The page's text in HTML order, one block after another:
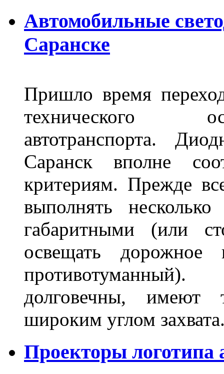
Автомобильные
Саранске
Пришло время
технического
автотранспорта.
Саранск вполне
критериям. Прежде
выполнять
габаритными (или
освещать
долговечны, имеют
широким углом
Проекторы логотипа